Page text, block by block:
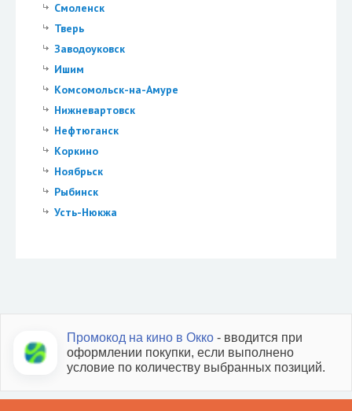
Смоленск
Тверь
Заводоуковск
Ишим
Комсомольск-на-Амуре
Нижневартовск
Нефтюганск
Коркино
Ноябрьск
Рыбинск
Усть-Нюкжа
Промокод на кино в Окко - вводится при
оформлении покупки, если выполнено
условие по количеству выбранных позиций.